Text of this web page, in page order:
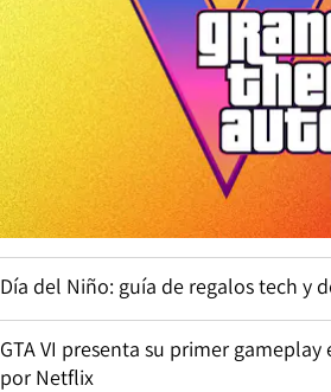
Día del Niño: guía de regalos tech y
GTA VI presenta su primer
por Netflix